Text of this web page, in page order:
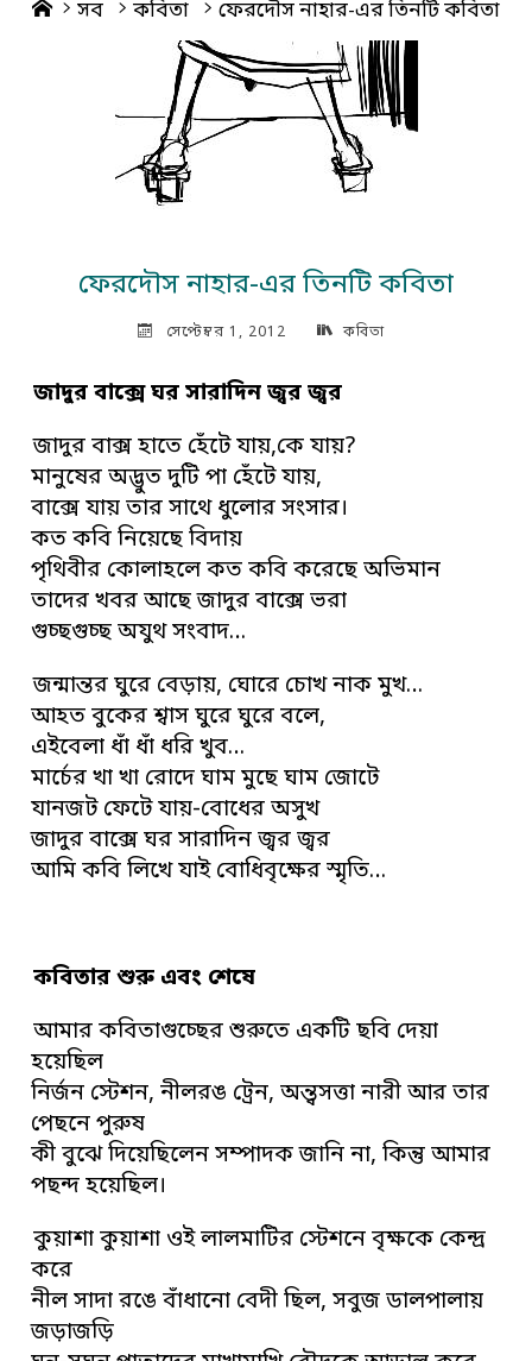
Home
সব কবিতা ফেরদৌস নাহার-এর তিনটি কবিতা
ফেরদৌস নাহার-এর তিনটি কবিতা
সেপ্টেম্বর 1, 2012 কবিতা
জাদুর বাক্সে ঘর সারাদিন জ্বর জ্বর
জাদুর বাক্স হাতে হেঁটে যায়,কে যায়?
মানুষের অদ্ভুত দুটি পা হেঁটে যায়,
বাক্সে যায় তার সাথে ধুলোর সংসার।
কত কবি নিয়েছে বিদায়
পৃথিবীর কোলাহলে কত কবি করেছে অভিমান
তাদের খবর আছে জাদুর বাক্সে ভরা
গুচ্ছগুচ্ছ অযুথ সংবাদ…
জন্মান্তর ঘুরে বেড়ায়, ঘোরে চোখ নাক মুখ…
আহত বুকের শ্বাস ঘুরে ঘুরে বলে,
এইবেলা ধাঁ ধাঁ ধরি খুব…
মার্চের খা খা রোদে ঘাম মুছে ঘাম জোটে
যানজট ফেটে যায়-বোধের অসুখ
জাদুর বাক্সে ঘর সারাদিন জ্বর জ্বর
আমি কবি লিখে যাই বোধিবৃক্ষের স্মৃতি…
কবিতার শুরু এবং শেষে
আমার কবিতাগুচ্ছের শুরুতে একটি ছবি দেয়া
হয়েছিল
নির্জন স্টেশন, নীলরঙ ট্রেন, অন্ত্বসত্তা নারী আর তার
পেছনে পুরুষ
কী বুঝে দিয়েছিলেন সম্পাদক জানি না, কিন্তু আমার
পছন্দ হয়েছিল।
কুয়াশা কুয়াশা ওই লালমাটির স্টেশনে বৃক্ষকে কেন্দ্র
করে
নীল সাদা রঙে বাঁধানো বেদী ছিল, সবুজ ডালপালায়
জড়াজড়ি